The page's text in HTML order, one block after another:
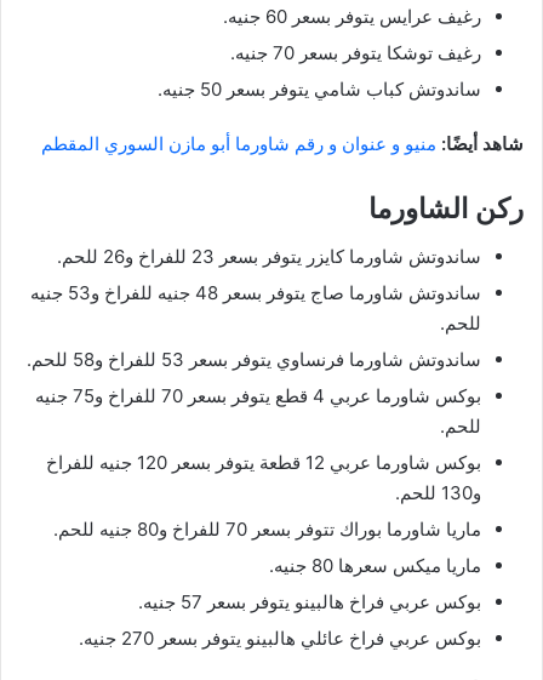
رغيف عرايس يتوفر بسعر 60 جنيه.
رغيف توشكا يتوفر بسعر 70 جنيه.
ساندوتش كباب شامي يتوفر بسعر 50 جنيه.
شاهد أيضًا: منيو و عنوان و رقم شاورما أبو مازن السوري المقطم
ركن الشاورما
ساندوتش شاورما كايزر يتوفر بسعر 23 للفراخ و26 للحم.
ساندوتش شاورما صاج يتوفر بسعر 48 جنيه للفراخ و53 جنيه
للحم.
ساندوتش شاورما فرنساوي يتوفر بسعر 53 للفراخ و58 للحم.
بوكس شاورما عربي 4 قطع يتوفر بسعر 70 للفراخ و75 جنيه
للحم.
بوكس شاورما عربي 12 قطعة يتوفر بسعر 120 جنيه للفراخ
و130 للحم.
ماريا شاورما بوراك تتوفر بسعر 70 للفراخ و80 جنيه للحم.
ماريا ميكس سعرها 80 جنيه.
بوكس عربي فراخ هالبينو يتوفر بسعر 57 جنيه.
بوكس عربي فراخ عائلي هالبينو يتوفر بسعر 270 جنيه.